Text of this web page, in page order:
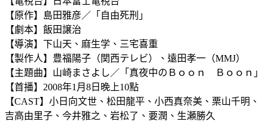
【原作】島田雅彦／「自由死刑」
【劇本】飯田譲治
【導演】下山天、麻生学、三宅喜重
【製作人】豊福陽子（関西テレビ）、遠田孝一（MMJ）
【主題曲】山崎まさよし／「真夜中のＢｏｏｎ Ｂｏｏｎ」
【首播】2008年1月8日晚上10點
【CAST】小日向文世、松田龍平、小西真奈美、栗山千明、
吉高由里子、今井雅之、岩松了、要潤、生瀬勝久